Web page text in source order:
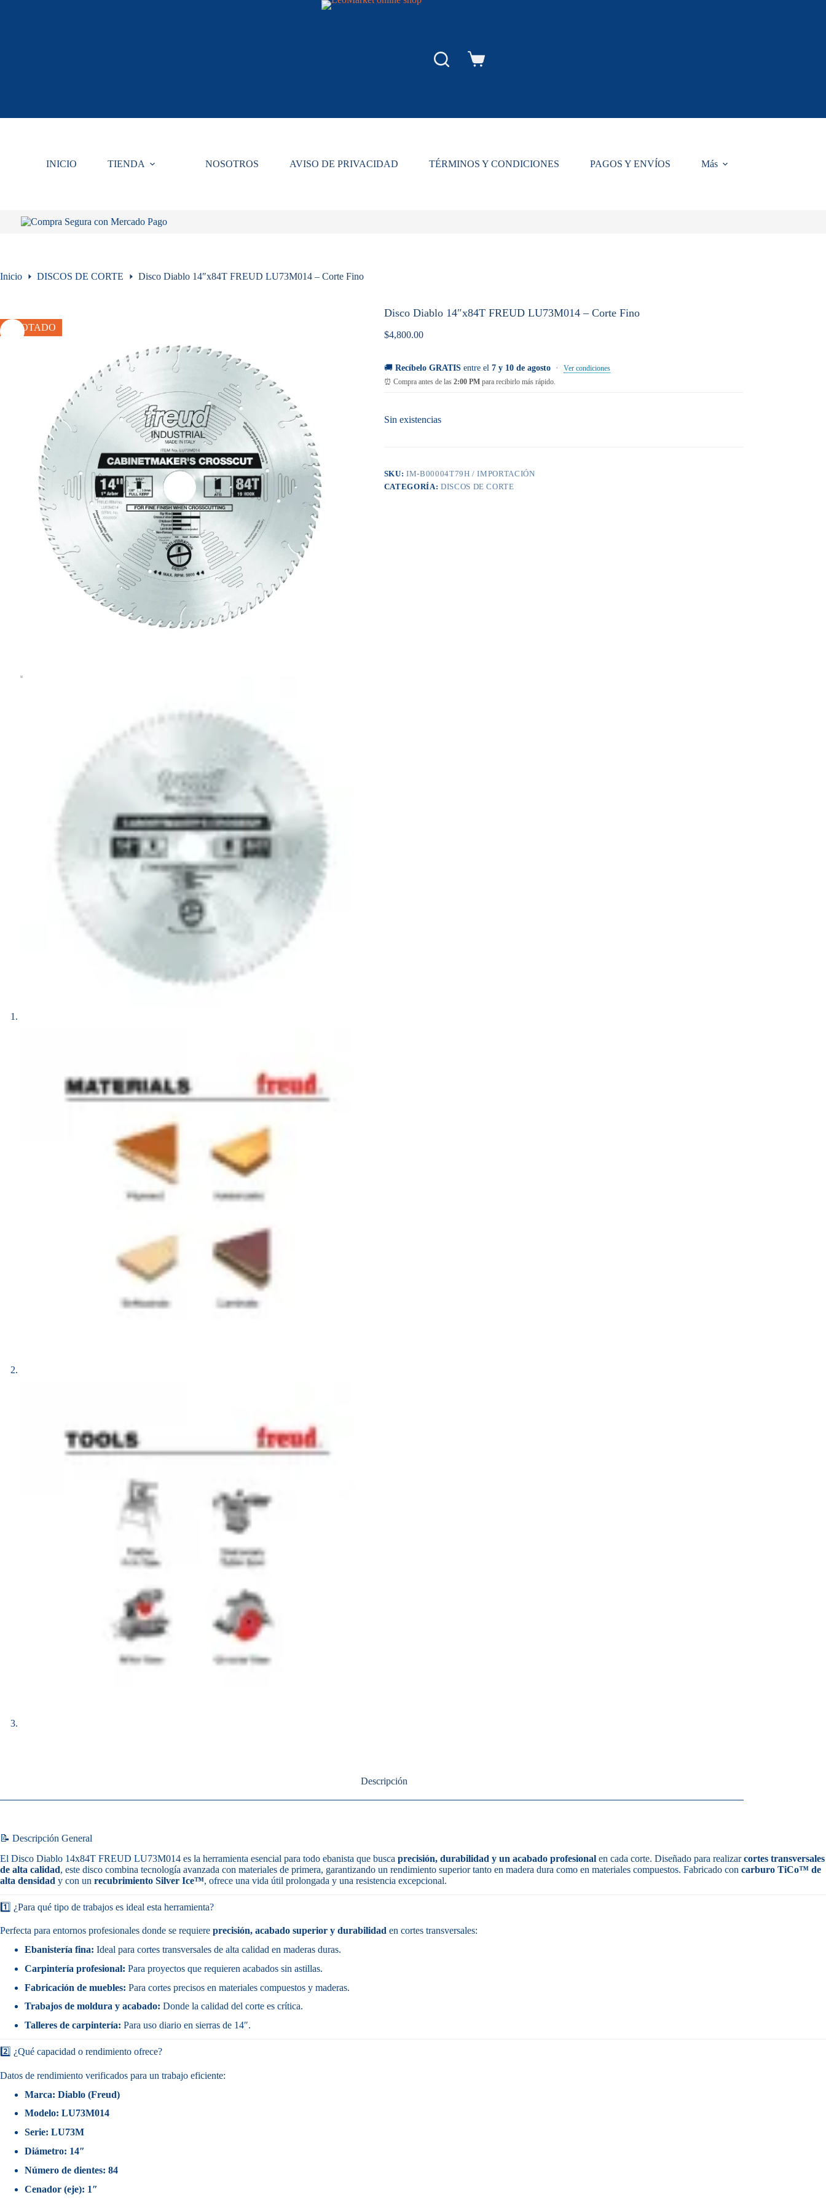
Carro
INICIO TIENDA NOSOTROS AVISO DE PRIVACIDAD TÉRMINOS Y CONDICIONES PAGOS Y ENVÍOS Más
Inicio DISCOS DE CORTE Disco Diablo 14″x84T FREUD LU73M014 – Corte Fino
AGOTADO
Disco Diablo 14″x84T FREUD LU73M014 – Corte Fino
$4,800.00
🚚 Recíbelo GRATISentre el 7 y 10 de agosto· Ver condiciones
⏰ Compra antes de las 2:00 PMpara recibirlo más rápido.
Sin existencias
SKU:IM-B00004T79H / IMPORTACIÓN
CATEGORÍA: DISCOS DE CORTE
Descripción
📝 Descripción General
El Disco Diablo 14x84T FREUD LU73M014 es la herramienta esencial para todo ebanista que busca precisión, durabilidad y un acabado profesional en cada corte. Diseñado para realizarcortes transversales
de alta calidad, este disco combina tecnología avanzada con materiales de primera, garantizando un rendimiento superior tanto en madera dura como en materiales compuestos. Fabricado con carburo TiCo™ de
alta densidad y con un recubrimiento Silver Ice™, ofrece una vida útil prolongada y una resistencia excepcional.
1️⃣ ¿Para qué tipo de trabajos es ideal esta herramienta?
Perfecta para entornos profesionales donde se requiere precisión, acabado superior y durabilidad en cortes transversales:
Ebanistería fina: Ideal para cortes transversales de alta calidad en maderas duras.
Carpintería profesional: Para proyectos que requieren acabados sin astillas.
Fabricación de muebles: Para cortes precisos en materiales compuestos y maderas.
Trabajos de moldura y acabado: Donde la calidad del corte es crítica.
Talleres de carpintería: Para uso diario en sierras de 14″.
2️⃣ ¿Qué capacidad o rendimiento ofrece?
Datos de rendimiento verificados para un trabajo eficiente:
Marca: Diablo (Freud)
Modelo: LU73M014
Serie: LU73M
Diámetro: 14″
Número de dientes: 84
Cenador (eje): 1″